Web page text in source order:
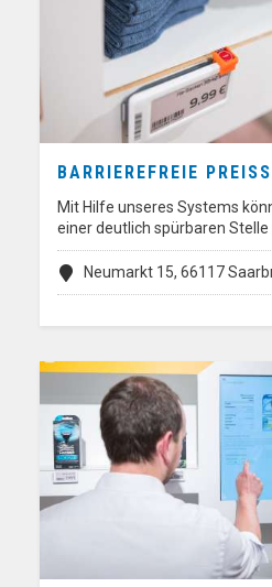
BARRIEREFREIE
Mit Hilfe unseres Systems
einer deutlich spürbaren Stelle
Neumarkt 15, 66117